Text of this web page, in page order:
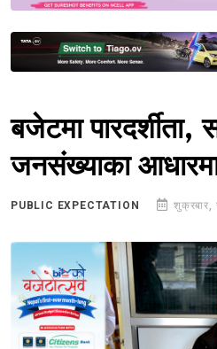
बजेटमा पारदर्शीता,
जनसंख्याका आधारमा
PUBLIC EXPECTATION